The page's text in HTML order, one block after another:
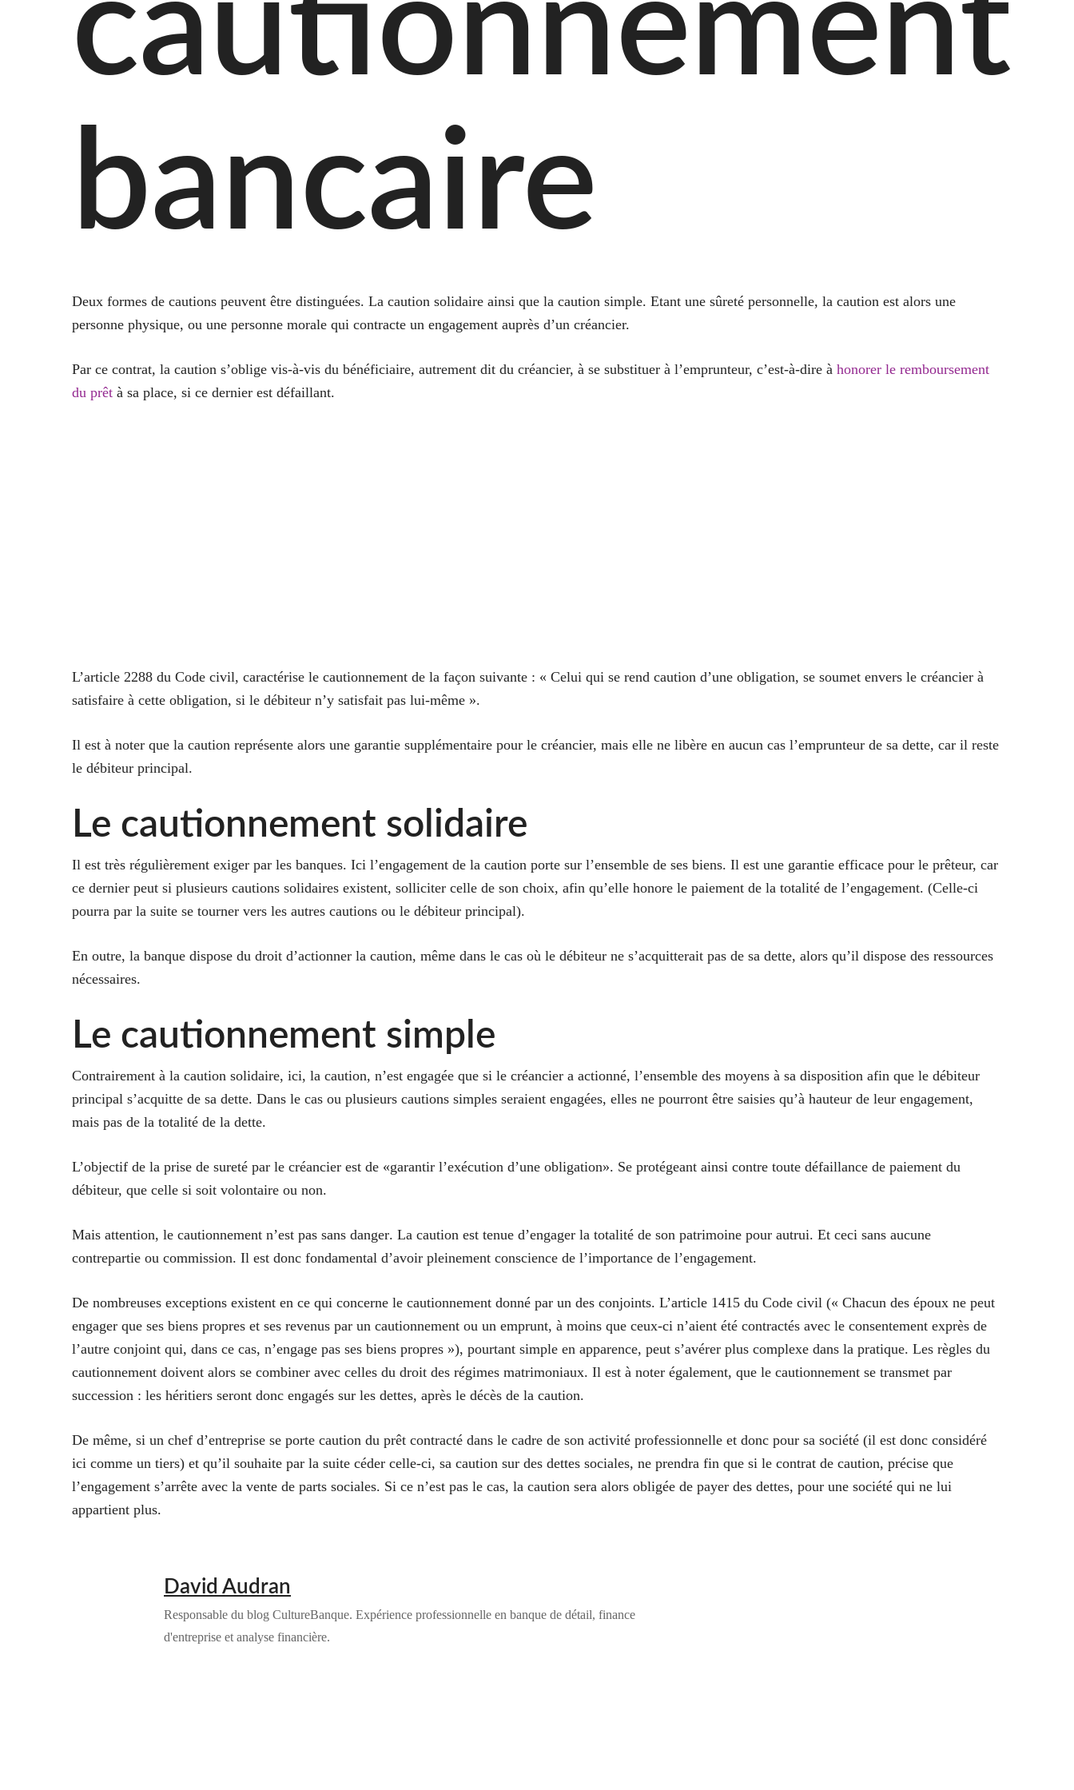
cautionnement
bancaire
Deux formes de cautions peuvent être distinguées. La caution solidaire ainsi que la caution simple. Etant une sûreté personnelle, la caution est alors une
personne physique, ou une personne morale qui contracte un engagement auprès d’un créancier.
Par ce contrat, la caution s’oblige vis-à-vis du bénéficiaire, autrement dit du créancier, à se substituer à l’emprunteur, c’est-à-dire à honorer le remboursement
du prêt à sa place, si ce dernier est défaillant.
L’article 2288 du Code civil, caractérise le cautionnement de la façon suivante : « Celui qui se rend caution d’une obligation, se soumet envers le créancier à
satisfaire à cette obligation, si le débiteur n’y satisfait pas lui-même ».
Il est à noter que la caution représente alors une garantie supplémentaire pour le créancier, mais elle ne libère en aucun cas l’emprunteur de sa dette, car il reste
le débiteur principal.
Le cautionnement solidaire
Il est très régulièrement exiger par les banques. Ici l’engagement de la caution porte sur l’ensemble de ses biens. Il est une garantie efficace pour le prêteur, car
ce dernier peut si plusieurs cautions solidaires existent, solliciter celle de son choix, afin qu’elle honore le paiement de la totalité de l’engagement. (Celle-ci
pourra par la suite se tourner vers les autres cautions ou le débiteur principal).
En outre, la banque dispose du droit d’actionner la caution, même dans le cas où le débiteur ne s’acquitterait pas de sa dette, alors qu’il dispose des ressources
nécessaires.
Le cautionnement simple
Contrairement à la caution solidaire, ici, la caution, n’est engagée que si le créancier a actionné, l’ensemble des moyens à sa disposition afin que le débiteur
principal s’acquitte de sa dette. Dans le cas ou plusieurs cautions simples seraient engagées, elles ne pourront être saisies qu’à hauteur de leur engagement,
mais pas de la totalité de la dette.
L’objectif de la prise de sureté par le créancier est de «garantir l’exécution d’une obligation». Se protégeant ainsi contre toute défaillance de paiement du
débiteur, que celle si soit volontaire ou non.
Mais attention, le cautionnement n’est pas sans danger. La caution est tenue d’engager la totalité de son patrimoine pour autrui. Et ceci sans aucune
contrepartie ou commission. Il est donc fondamental d’avoir pleinement conscience de l’importance de l’engagement.
De nombreuses exceptions existent en ce qui concerne le cautionnement donné par un des conjoints. L’article 1415 du Code civil (« Chacun des époux ne peut
engager que ses biens propres et ses revenus par un cautionnement ou un emprunt, à moins que ceux-ci n’aient été contractés avec le consentement exprès de
l’autre conjoint qui, dans ce cas, n’engage pas ses biens propres »), pourtant simple en apparence, peut s’avérer plus complexe dans la pratique. Les règles du
cautionnement doivent alors se combiner avec celles du droit des régimes matrimoniaux. Il est à noter également, que le cautionnement se transmet par
succession : les héritiers seront donc engagés sur les dettes, après le décès de la caution.
De même, si un chef d’entreprise se porte caution du prêt contracté dans le cadre de son activité professionnelle et donc pour sa société (il est donc considéré
ici comme un tiers) et qu’il souhaite par la suite céder celle-ci, sa caution sur des dettes sociales, ne prendra fin que si le contrat de caution, précise que
l’engagement s’arrête avec la vente de parts sociales. Si ce n’est pas le cas, la caution sera alors obligée de payer des dettes, pour une société qui ne lui
appartient plus.
David Audran
Responsable du blog CultureBanque. Expérience professionnelle en banque de détail, finance
d'entreprise et analyse financière.